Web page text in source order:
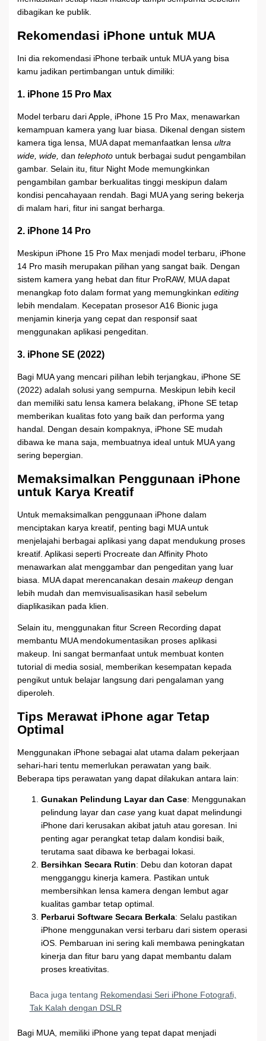
dibagikan ke publik.
Rekomendasi iPhone untuk MUA
Ini dia rekomendasi iPhone terbaik untuk MUA yang bisa
kamu jadikan pertimbangan untuk dimiliki:
1. iPhone 15 Pro Max
Model terbaru dari Apple, iPhone 15 Pro Max, menawarkan
kemampuan kamera yang luar biasa. Dikenal dengan sistem
kamera tiga lensa, MUA dapat memanfaatkan lensaultra
wide, wide, dantelephoto untuk berbagai sudut pengambilan
gambar. Selain itu, fitur Night Mode memungkinkan
pengambilan gambar berkualitas tinggi meskipun dalam
kondisi pencahayaan rendah. Bagi MUA yang sering bekerja
di malam hari, fitur ini sangat berharga.
2. iPhone 14 Pro
Meskipun iPhone 15 Pro Max menjadi model terbaru, iPhone
14 Pro masih merupakan pilihan yang sangat baik. Dengan
sistem kamera yang hebat dan fitur ProRAW, MUA dapat
menangkap foto dalam format yang memungkinkanediting
lebih mendalam. Kecepatan prosesor A16 Bionic juga
menjamin kinerja yang cepat dan responsif saat
menggunakan aplikasi pengeditan.
3. iPhone SE (2022)
Bagi MUA yang mencari pilihan lebih terjangkau, iPhone SE
(2022) adalah solusi yang sempurna. Meskipun lebih kecil
dan memiliki satu lensa kamera belakang, iPhone SE tetap
memberikan kualitas foto yang baik dan performa yang
handal. Dengan desain kompaknya, iPhone SE mudah
dibawa ke mana saja, membuatnya ideal untuk MUA yang
sering bepergian.
Memaksimalkan Penggunaan iPhone
untuk Karya Kreatif
Untuk memaksimalkan penggunaan iPhone dalam
menciptakan karya kreatif, penting bagi MUA untuk
menjelajahi berbagai aplikasi yang dapat mendukung proses
kreatif. Aplikasi seperti Procreate dan Affinity Photo
menawarkan alat menggambar dan pengeditan yang luar
biasa. MUA dapat merencanakan desainmakeup dengan
lebih mudah dan memvisualisasikan hasil sebelum
diaplikasikan pada klien.
Selain itu, menggunakan fitur Screen Recording dapat
membantu MUA mendokumentasikan proses aplikasi
makeup. Ini sangat bermanfaat untuk membuat konten
tutorial di media sosial, memberikan kesempatan kepada
pengikut untuk belajar langsung dari pengalaman yang
diperoleh.
Tips Merawat iPhone agar Tetap
Optimal
Menggunakan iPhone sebagai alat utama dalam pekerjaan
sehari-hari tentu memerlukan perawatan yang baik.
Beberapa tips perawatan yang dapat dilakukan antara lain:
Gunakan Pelindung Layar dan Case: Menggunakan
pelindung layar dancase yang kuat dapat melindungi
iPhone dari kerusakan akibat jatuh atau goresan. Ini
penting agar perangkat tetap dalam kondisi baik,
terutama saat dibawa ke berbagai lokasi.
Bersihkan Secara Rutin: Debu dan kotoran dapat
mengganggu kinerja kamera. Pastikan untuk
membersihkan lensa kamera dengan lembut agar
kualitas gambar tetap optimal.
Perbarui Software Secara Berkala: Selalu pastikan
iPhone menggunakan versi terbaru dari sistem operasi
iOS. Pembaruan ini sering kali membawa peningkatan
kinerja dan fitur baru yang dapat membantu dalam
proses kreativitas.
Baca juga tentang Rekomendasi Seri iPhone Fotografi,
Tak Kalah dengan DSLR
Bagi MUA, memiliki iPhone yang tepat dapat menjadi